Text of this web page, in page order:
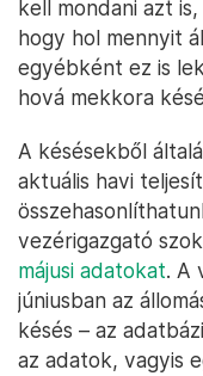
kell mondani azt
hogy hol mennyit
egyébként ez is
hová mekkora
A késésekből
aktuális havi
vezérigazgató
májusi adatokat. A
júniusban az
késés – az
az adatok, vagyis